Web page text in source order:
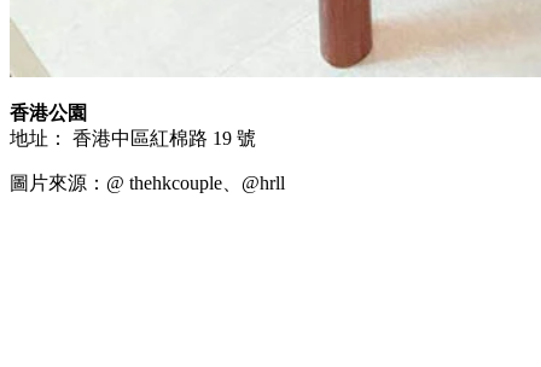
香港公園
地址： 香港中區紅棉路 19 號
圖片來源：@ thehkcouple、@hrll